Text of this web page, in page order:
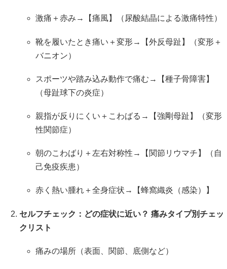
激痛＋赤み→【痛風】（尿酸結晶による激痛特性）
靴を履いたとき痛い＋変形→【外反母趾】（変形＋
バニオン）
スポーツや踏み込み動作で痛む→【種子骨障害】
（母趾球下の炎症）
親指が反りにくい＋こわばる→【強剛母趾】（変形
性関節症）
朝のこわばり＋左右対称性→【関節リウマチ】（自
己免疫疾患）
赤く熱い腫れ＋全身症状→【蜂窩織炎（感染）】
セルフチェック：どの症状に近い？ 痛みタイプ別チェッ
クリスト
痛みの場所（表面、関節、底側など）